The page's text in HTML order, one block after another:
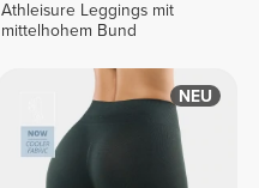
Athleisure Leggings mit
mittelhohem Bund
NEU